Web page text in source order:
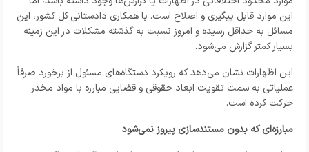
این موارد قابل پیگیری و اصلاح است. با همکاری دادستانی کل کشور، این
مسائل به حداقل رسیده و امروز نسبت به گذشته مشکلات در این زمینه
بسیار کمتر گزارش می‌شود.
این اظهارات نشان می‌دهد که رویکرد دستگاه‌های مسئول از برخورد صرفاً
عملیاتی به سمت تقویت ابعاد حقوقی و قضایی مبارزه با مواد مخدر
حرکت کرده است.
مبارزه‌ای که بدون مستندسازی پیروز نمی‌شود